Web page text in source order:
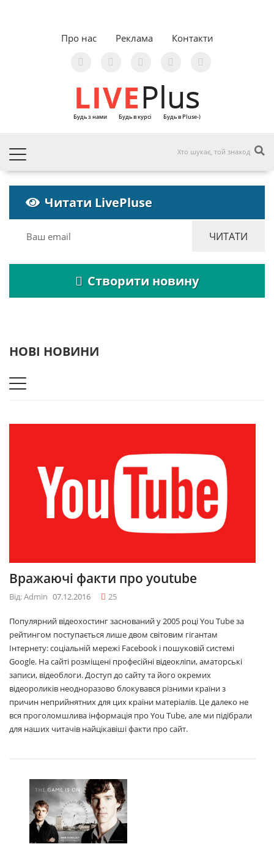
Про нас Реклама Контакти
LIVEPlus
Будь з нами Будь в курсі Будь в Pluse-)
Читати LivePluse
Створити новину
НОВІ НОВИНИ
Вражаючі факти про youtube
Від: Admin 07.12.2016 25
Популярний відеохостинг заснований у 2005 році You Tube за
рейтингом поступається лише двом світовим гігантам
Інтернету: соціальній мережі Facebook і пошуковій системі
Google. На сайті розміщені професійні відеокліпи, аматорські
записи, відеоблоги. Доступ до сайту та його окремих
відеороликів неодноразово блокувався різними країни з
причин неприйнятних для цих країни матеріалів. Це далеко не
вся проголомшлива інформація про You Tube, але ми підібрали
для наших читачів найцікавіші факти про сайт.